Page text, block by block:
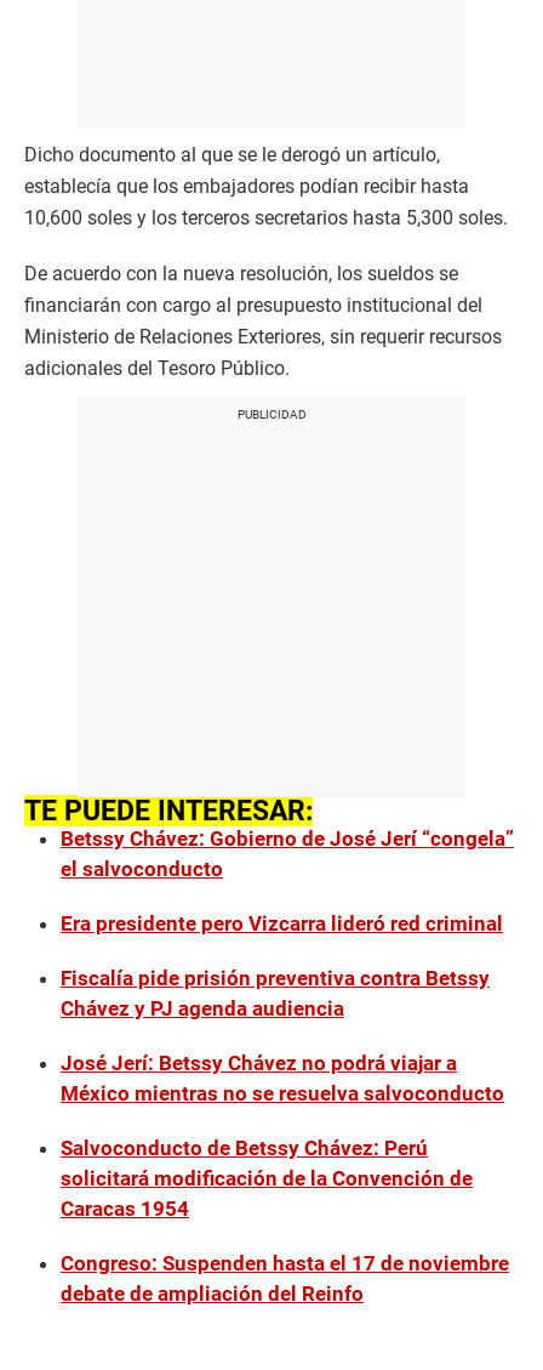
Dicho documento al que se le derogó un artículo,
establecía que los embajadores podían recibir hasta
10,600 soles y los terceros secretarios hasta 5,300 soles.
De acuerdo con la nueva resolución, los sueldos se
financiarán con cargo al presupuesto institucional del
Ministerio de Relaciones Exteriores, sin requerir recursos
adicionales del Tesoro Público.
TE PUEDE INTERESAR:
Betssy Chávez: Gobierno de José Jerí “congela”
el salvoconducto
Era presidente pero Vizcarra lideró red criminal
Fiscalía pide prisión preventiva contra Betssy
Chávez y PJ agenda audiencia
José Jerí: Betssy Chávez no podrá viajar a
México mientras no se resuelva salvoconducto
Salvoconducto de Betssy Chávez: Perú
solicitará modificación de la Convención de
Caracas 1954
Congreso: Suspenden hasta el 17 de noviembre
debate de ampliación del Reinfo